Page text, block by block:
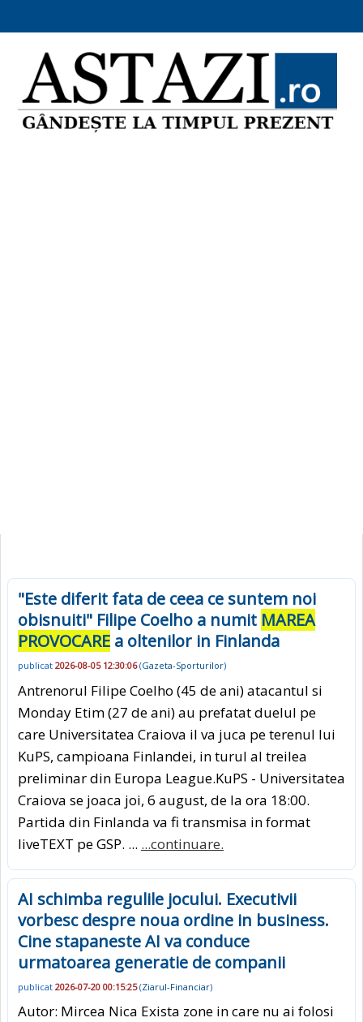
"Este diferit fata de ceea ce suntem noi
obisnuiti" Filipe Coelho a numit MAREA
PROVOCARE a oltenilor in Finlanda
publicat 2026-08-05 12:30:06(Gazeta-Sporturilor)
Antrenorul Filipe Coelho (45 de ani) atacantul si
Monday Etim (27 de ani) au prefatat duelul pe
care Universitatea Craiova il va juca pe terenul lui
KuPS, campioana Finlandei, in turul al treilea
preliminar din Europa League.KuPS - Universitatea
Craiova se joaca joi, 6 august, de la ora 18:00.
Partida din Finlanda va fi transmisa in format
liveTEXT pe GSP. ... ...continuare.
AI schimba regulile jocului. Executivii
vorbesc despre noua ordine in business.
Cine stapaneste AI va conduce
urmatoarea generatie de companii
publicat 2026-07-20 00:15:25(Ziarul-Financiar)
Autor: Mircea Nica Exista zone in care nu ai folosi